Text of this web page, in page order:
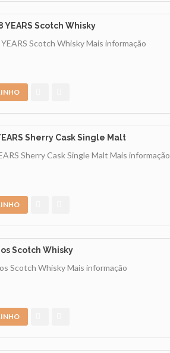
YEARS Scotch Whisky
Scotch WhiskyMais informação
Sherry Cask Single Malt
Sherry Cask Single Malt Mais informação
Scotch Whisky
Scotch WhiskyMais informação